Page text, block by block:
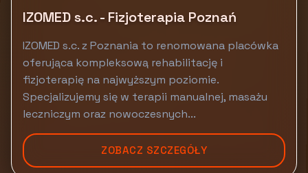
IZOMED s.c. - Fizjoterapia Poznań
IZOMED s.c. z Poznania to renomowana placówka
oferująca kompleksową rehabilitację i
fizjoterapię na najwyższym poziomie.
Specjalizujemy się w terapii manualnej, masażu
leczniczym oraz nowoczesnych...
ZOBACZ SZCZEGÓŁY